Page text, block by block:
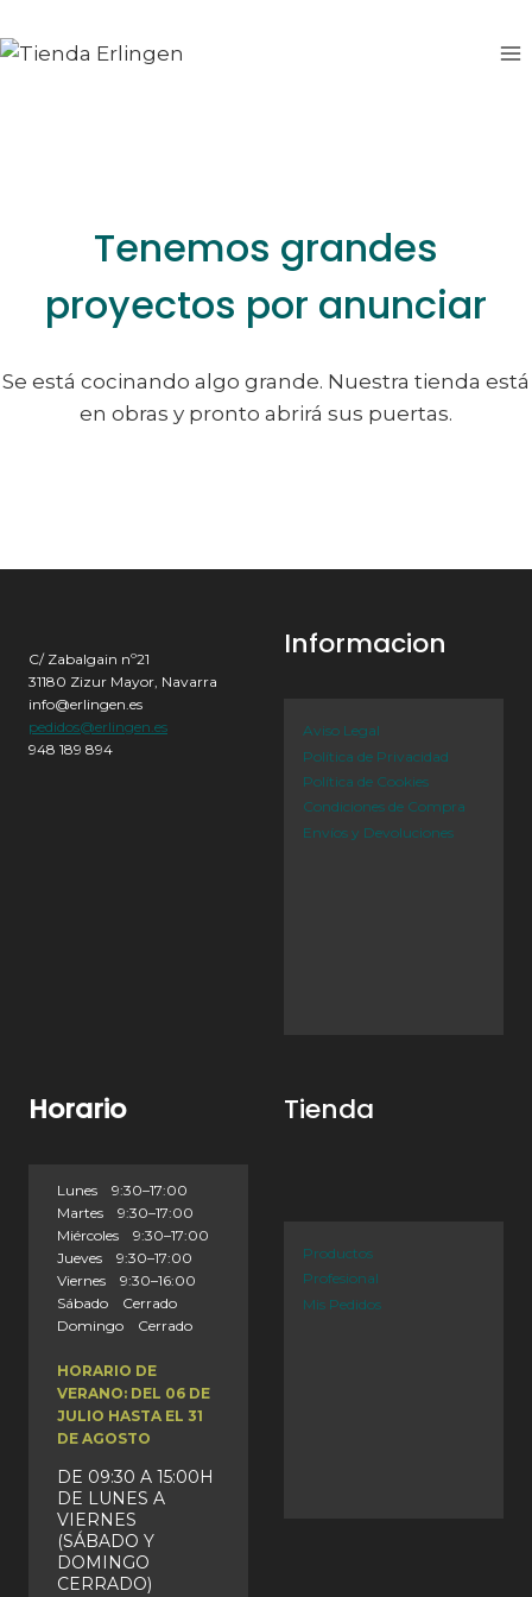
al
al
Tenemos grandes
proyectos por anunciar
Se está cocinando algo grande. Nuestra tienda está
en obras y pronto abrirá sus puertas.
C/ Zabalgain nº21
31180 Zizur Mayor, Navarra
info@erlingen.es
pedidos@erlingen.es
948 189 894
Informacion
Aviso Legal
Política de Privacidad
Política de Cookies
Condiciones de Compra
Envíos y Devoluciones
Horario
Lunes 9:30–17:00
Martes 9:30–17:00
Miércoles 9:30–17:00
Jueves 9:30–17:00
Viernes 9:30–16:00
Sábado Cerrado
Domingo Cerrado
HORARIO DE
VERANO: DEL 06 DE
JULIO HASTA EL 31
DE AGOSTO
DE 09:30 A 15:00H
DE LUNES A
VIERNES
(SÁBADO Y
DOMINGO
CERRADO)
Tienda
Productos
Profesional
Mis Pedidos